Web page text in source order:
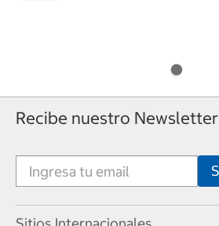
Recibe nuestro Newsletter